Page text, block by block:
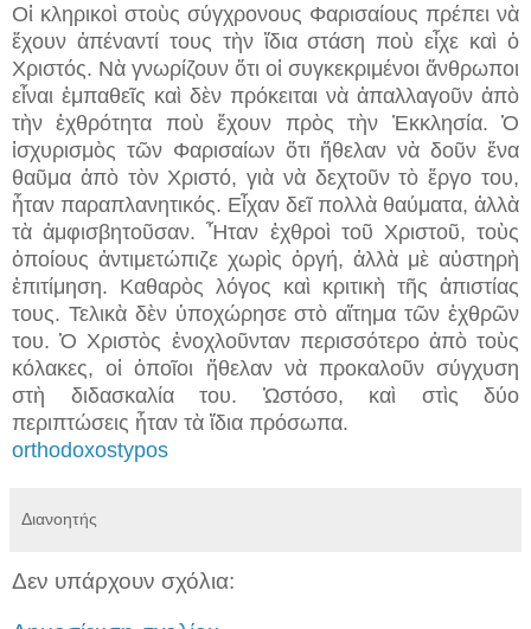
Οἱ κληρικοὶ στοὺς σύγχρονους Φαρισαίους πρέπει νὰ
ἔχουν ἀπέναντί τους τὴν ἴδια στάση ποὺ εἶχε καὶ ὁ
Χριστός. Νὰ γνωρίζουν ὅτι οἱ συγκεκριμένοι ἄνθρωποι
εἶναι ἐμπαθεῖς καὶ δὲν πρόκειται νὰ ἀπαλλαγοῦν ἀπὸ
τὴν ἐχθρότητα ποὺ ἔχουν πρὸς τὴν Ἐκκλησία. Ὁ
ἰσχυρισμὸς τῶν Φαρισαίων ὅτι ἤθελαν νὰ δοῦν ἕνα
θαῦμα ἀπὸ τὸν Χριστό, γιὰ νὰ δεχτοῦν τὸ ἔργο του,
ἦταν παραπλανητικός. Εἶχαν δεῖ πολλὰ θαύματα, ἀλλὰ
τὰ ἀμφισβητοῦσαν. Ἦταν ἐχθροὶ τοῦ Χριστοῦ, τοὺς
ὁποίους ἀντιμετώπιζε χωρὶς ὀργή, ἀλλὰ μὲ αὐστηρὴ
ἐπιτίμηση. Καθαρὸς λόγος καὶ κριτικὴ τῆς ἀπιστίας
τους. Τελικὰ δὲν ὑποχώρησε στὸ αἴτημα τῶν ἐχθρῶν
του. Ὁ Χριστὸς ἐνοχλοῦνταν περισσότερο ἀπὸ τοὺς
κόλακες, οἱ ὁποῖοι ἤθελαν νὰ προκαλοῦν σύγχυση
στὴ διδασκαλία του. Ὡστόσο, καὶ στὶς δύο
περιπτώσεις ἦταν τὰ ἴδια πρόσωπα.
orthodoxostypos
Διανοητής
Δεν υπάρχουν σχόλια: